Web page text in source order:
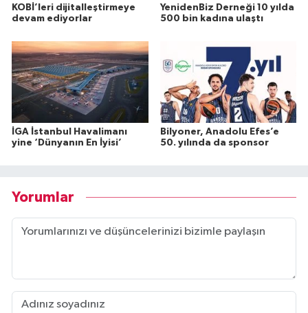
KOBİ’leri dijitalleştirmeye
devam ediyorlar
YenidenBiz Derneği 10 yılda
500 bin kadına ulaştı
İGA İstanbul Havalimanı
yine ‘Dünyanın En İyisi’
Bilyoner, Anadolu Efes’e
50. yılında da sponsor
Yorumlar